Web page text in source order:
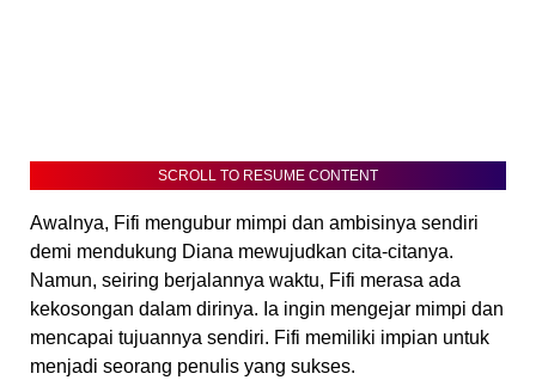
SCROLL TO RESUME CONTENT
Awalnya, Fifi mengubur mimpi dan ambisinya sendiri
demi mendukung Diana mewujudkan cita-citanya.
Namun, seiring berjalannya waktu, Fifi merasa ada
kekosongan dalam dirinya. Ia ingin mengejar mimpi dan
mencapai tujuannya sendiri. Fifi memiliki impian untuk
menjadi seorang penulis yang sukses.